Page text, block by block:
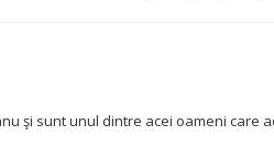
şi sunt unul dintre acei oameni care